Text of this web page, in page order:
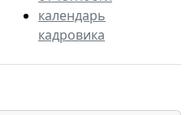
календарь
кадровика